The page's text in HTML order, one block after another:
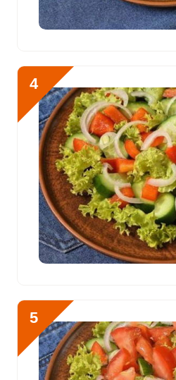
Медь
Рубидий
Селен
Фтор
Хром
Цинк
Бор
Ванадий
4
5